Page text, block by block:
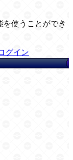
使うことができ
グイン